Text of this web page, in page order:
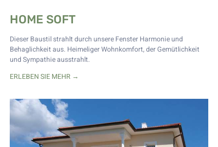
HOME SOFT
Dieser Baustil strahlt durch unsere Fenster Harmonie und
Behaglichkeit aus. Heimeliger Wohnkomfort, der Gemütlichkeit
und Sympathie ausstrahlt.
ERLEBEN SIE MEHR →